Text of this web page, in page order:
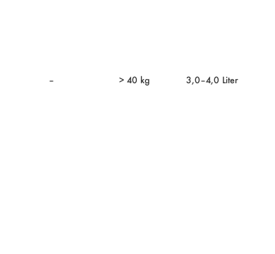
– > 40 kg 3,0–4,0 Liter